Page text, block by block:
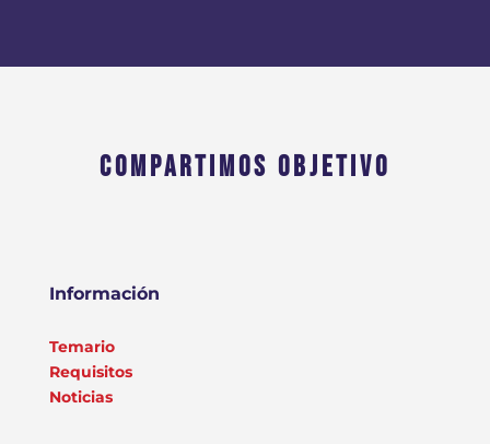
COMPARTIMOS OBJETIVO
Información
Temario
Requisitos
Noticias